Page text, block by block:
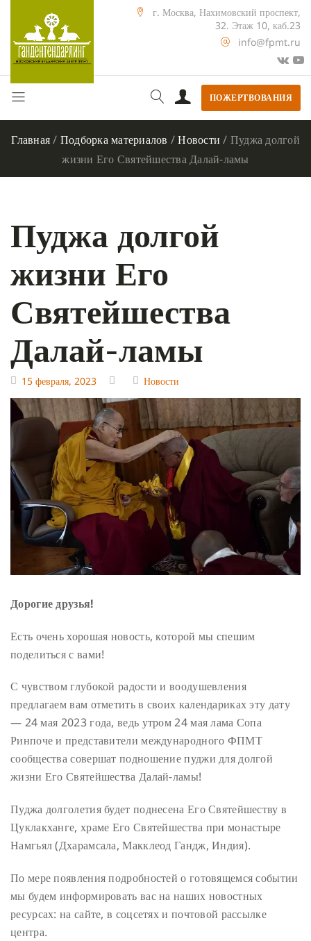
г. Москва, Нахимовский проспект,
32. Этаж 10, каб.23
info@fpmt.ru
ПОЖЕРТВОВАНИЯ
Главная/ Подборка материалов /Новости / Пуджа долгой
жизни Его Святейшества Далай-ламы
Пуджа долгой
жизни Его
Святейшества
Далай-ламы
15 февраля, 2023 Новости
Дорогие друзья!
Есть очень хорошая новость, которой мы спешим
поделиться с вами!
С чувством глубокой радости и воодушевления
предлагаем вам отметить в своих календариках эту дату
— 24 мая 2023 года, ведь утром 24 мая лама Сопа
Ринпоче и представители международного ФПМТ
сообщества совершат подношение пуджи для долгой
жизни Его Святейшества Далай-ламы!
Пуджа долголетия будет поднесена Его Святейшеству в
Цуклакханге, храме Его Святейшества при монастыре
Намгьял (Дхарамсала, Макклеод Гандж, Индия).
По мере появления подробностей о готовящемся событии
мы будем информировать вас на наших новостных
ресурсах: на сайте, в соцсетях и почтовой рассылке
центра.